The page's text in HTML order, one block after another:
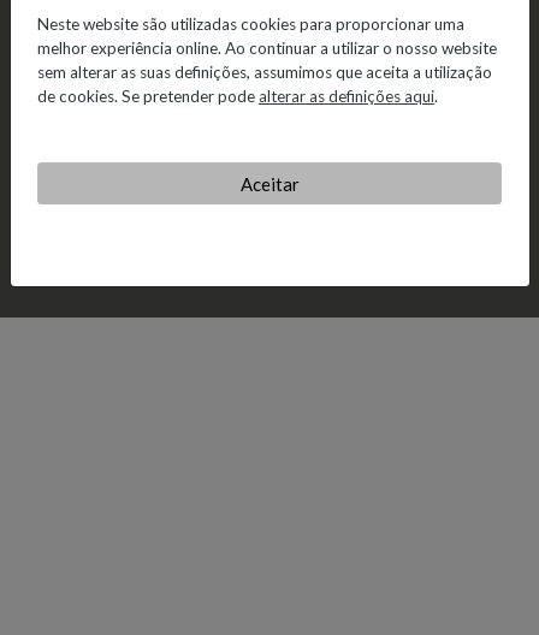
Neste website são utilizadas cookies para proporcionar uma
melhor experiência online. Ao continuar a utilizar o nosso website
sem alterar as suas definições, assumimos que aceita a utilização
de cookies. Se pretender podealterar as definições aqui.
Aceitar